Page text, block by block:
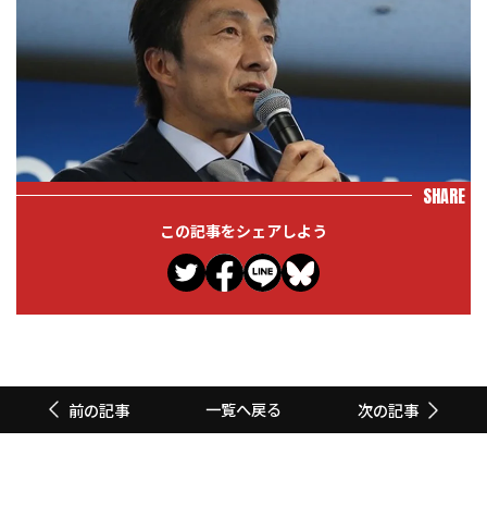
SHARE
この記事をシェアしよう
前の記事 一覧へ戻る 次の記事